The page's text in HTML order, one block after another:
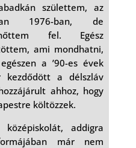
születtem, az
1976-ban, de
nőttem fel. Egész
ami mondhatni,
a ’90-es évek
kezdődött a délszláv
ahhoz, hogy
költözzek.
addigra
már nem